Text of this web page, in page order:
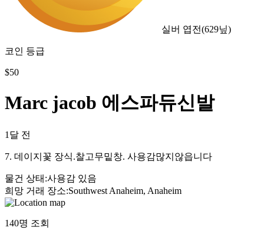
실버 엽전(629닢)
코인 등급
$50
Marc jacob 에스파듀신발
1달 전
7. 데이지꽃 장식.찰고무밑창. 사용감많지않읍니다
물건 상태 :사용감 있음
희망 거래 장소:Southwest Anaheim, Anaheim
140명 조회